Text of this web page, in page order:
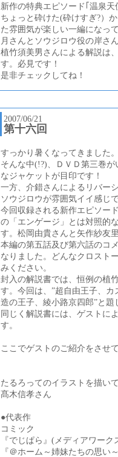
新作の特典エピソード｢温泉
ちょっと砕けた(砕けすぎ?）
た雰囲気が楽しい一編になっ
月さんとソウジロウ役の岸さ
植竹須美男さんによる解説は
す。必見です！
是非チェックしてね！
2007/06/21
第十六回
すっかり暑くなってきました
そんな中(!?)、ＤＶＤ第三巻
なジャケットが目印です！
一方、介錯さんによるリバー
ソウジロウが雰囲気イイ感じ
今回収録される新作エピソー
の「エンゲージ」とは対照的
す。松岡由貴さんと矢作紗友
本編の第五話及び第六話のコ
なりました。どんなクロスト
みください。
封入の解説書では、恒例の植
す。今回は、”超自由王子、
造の王子、綾小路京四郎”と
同じく解説書には、ゲストに
す。
ここでゲストのご紹介をさせ
たるろってのイラストを描い
髙木信孝さん
●代表作
コミック
『でじぱら』(メディアワーク
『＠ホーム～姉妹たちの思い